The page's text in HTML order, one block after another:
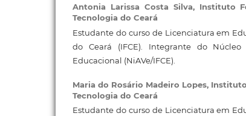
Antonia Larissa Costa Silva, Instituto
Tecnologia do Ceará
Estudante do curso de Licenciatura em
do Ceará (IFCE). Integrante do
Educacional (NiAVe/IFCE).
Maria do Rosário Madeiro Lopes,
Tecnologia do Ceará
Estudante do curso de Licenciatura em